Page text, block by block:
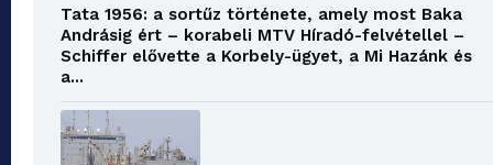
Tata 1956: a sortűz története, amely most Baka
Andrásig ért – korabeli MTV Híradó-felvétellel –
Schiffer elővette a Korbely-ügyet, a Mi Hazánk és
a...